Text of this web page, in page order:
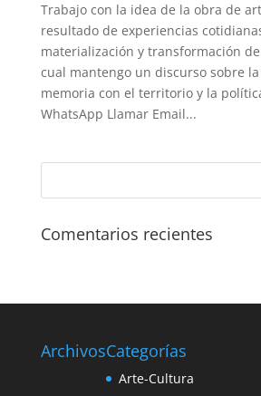
Trabajo con la idea de la obra de
resultado de experiencias
materialización y transformación
cual mantengo un discurso sobre
memoria con el territorio y la
WhatsApp Llamar Email...
Comentarios recientes
ArchivosCategorías
Arte-Cultura